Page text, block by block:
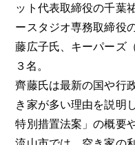
ット代表取締役の千葉
ースタジオ専務取締役
藤広子氏、キーパーズ
３名。
齊藤氏は最新の国や行
き家が多い理由を説明
特別措置法案」の概要